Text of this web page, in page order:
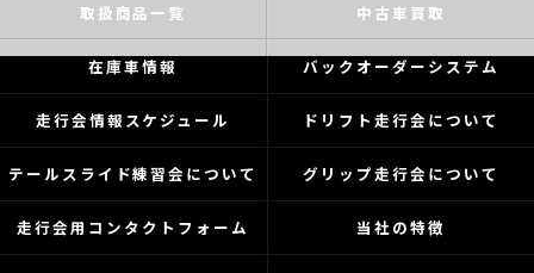
取扱商品一覧 中古車買取
在庫車情報 バックオーダーシステム
走行会情報スケジュール ドリフト走行会について
テールスライド練習会について グリップ走行会について
走行会用コンタクトフォーム 当社の特徴